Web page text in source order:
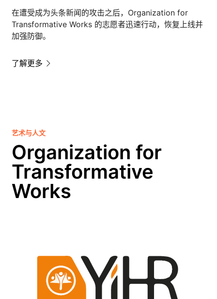
在遭受成为头条新闻的攻击之后，Organization for
Transformative Works 的志愿者迅速行动，恢复上线并
加强防御。
了解更多
艺术与人文
Organization for
Transformative
Works